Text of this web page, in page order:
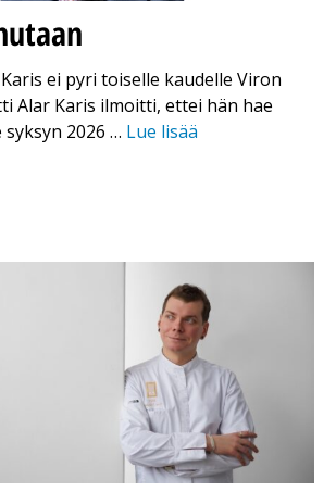
ei pyri toiselle kaudelle Viron
Alar Karis ilmoitti, ettei hän hae
2026 … Lue lisää